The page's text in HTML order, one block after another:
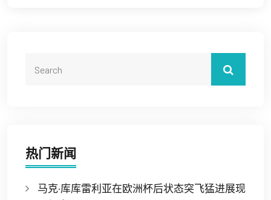
热门新闻
马克·库库雷利亚在欧洲杯后状态突飞猛进展现